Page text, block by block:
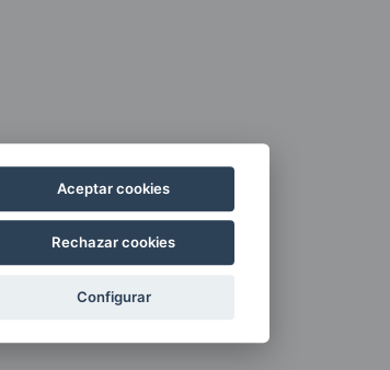
Aceptar cookies
Rechazar cookies
Configurar